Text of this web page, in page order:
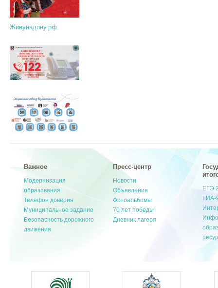
Живунадону.рф
Важное
Модернизация
образования
Телефон доверия
Муниципальное задание
Безопасность дорожного
движения
Пресс-центр
Новости
Объявления
Фотоальбомы
70 лет победы
Дневник лагеря
ЕГЭ
ГИА-